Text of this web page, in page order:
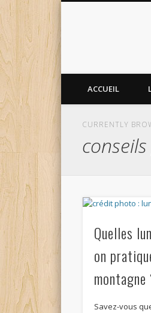
ACCUEIL
CURRENTLY
Quelles
on
montagne
Savez-vous